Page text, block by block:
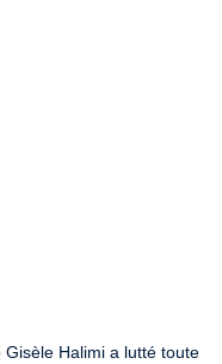
Gisèle Halimi a lutté toute